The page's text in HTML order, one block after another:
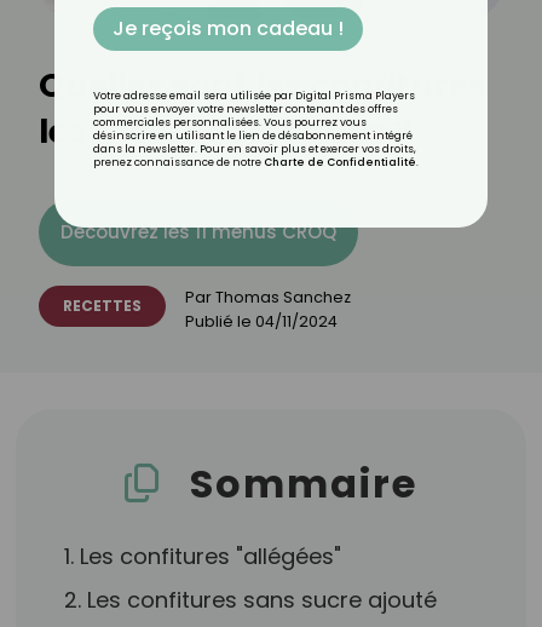
Quelles sont les confitures
les moins caloriques ?
Découvrez les 11 menus CROQ
RECETTES ParThomas Sanchez
Publié le 04/11/2024
Sommaire
1. Les confitures "allégées"
2. Les confitures sans sucre ajouté
Je reçois mon cadeau !
Votre adresse email sera utilisée par Digital Prisma Players
pour vous envoyer votre newsletter contenant des offres
commerciales personnalisées. Vous pourrez vous
désinscrire en utilisant le lien de désabonnement intégré
dans la newsletter. Pour en savoir plus et exercer vos droits,
prenez connaissance de notre Charte de Confidentialité.